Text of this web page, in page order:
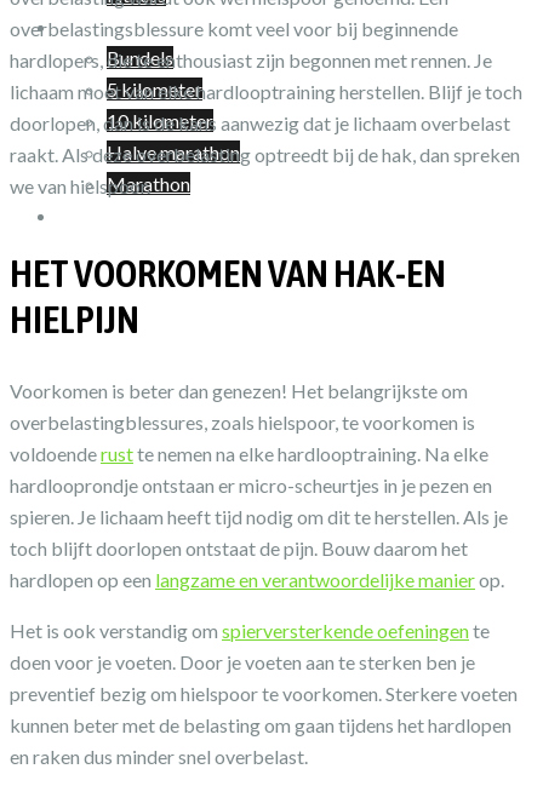
Shop
Bundels
5 kilometer
10 kilometer
Halve marathon
Marathon
overbelastingsblessure komt veel voor bij beginnende
hardlopers, die te enthousiast zijn begonnen met rennen. Je
lichaam moet van elke hardlooptraining herstellen. Blijf je toch
doorlopen, dan is de kans aanwezig dat je lichaam overbelast
raakt. Als deze overbelasting optreedt bij de hak, dan spreken
we van hielspoor.
HET VOORKOMEN VAN HAK-EN
HIELPIJN
Voorkomen is beter dan genezen! Het belangrijkste om
overbelastingblessures, zoals hielspoor, te voorkomen is
voldoenderustte nemen na elke hardlooptraining. Na elke
hardlooprondje ontstaan er micro-scheurtjes in je pezen en
spieren. Je lichaam heeft tijd nodig om dit te herstellen. Als je
toch blijft doorlopen ontstaat de pijn. Bouw daarom het
hardlopen op een langzame en verantwoordelijke manierop.
Het is ook verstandig om spierversterkende oefeningente
doen voor je voeten. Door je voeten aan te sterken ben je
preventief bezig om hielspoor te voorkomen. Sterkere voeten
kunnen beter met de belasting om gaan tijdens het hardlopen
en raken dus minder snel overbelast.